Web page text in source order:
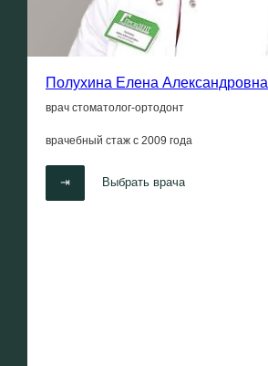
Полухина Елена Александровна
врач стоматолог-ортодонт
врачебный стаж с 2009 года
⇥ Выбрать врача